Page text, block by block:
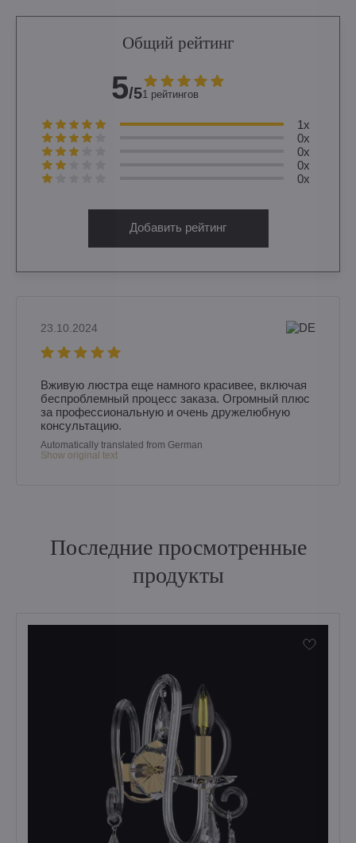
Общий рейтинг
5/51 рейтингов
1x
0x
0x
0x
0x
Добавить рейтинг
23.10.2024
Вживую люстра еще намного красивее, включая
беспроблемный процесс заказа. Огромный плюс
за профессиональную и очень дружелюбную
консультацию.
Automatically translated from German
Show original text
Последние просмотренные
продукты